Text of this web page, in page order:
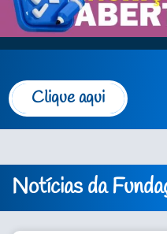
Clique aqui
Notícias da